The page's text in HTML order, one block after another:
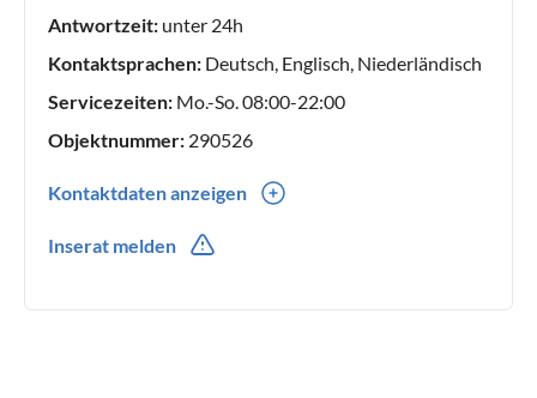
Antwortzeit: unter 24h
Kontaktsprachen: Deutsch, Englisch, Niederländisch
Servicezeiten: Mo.-So. 08:00-22:00
Objektnummer: 290526
Kontaktdaten anzeigen
Inserat melden